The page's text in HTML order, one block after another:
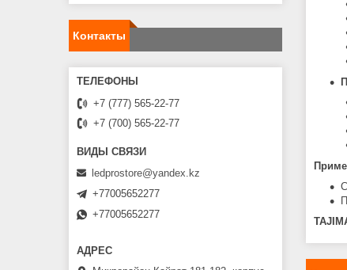
Контакты
+7 (777) 565-22-77
+7 (700) 565-22-77
ledprostore@yandex.kz
+77005652277
+77005652277